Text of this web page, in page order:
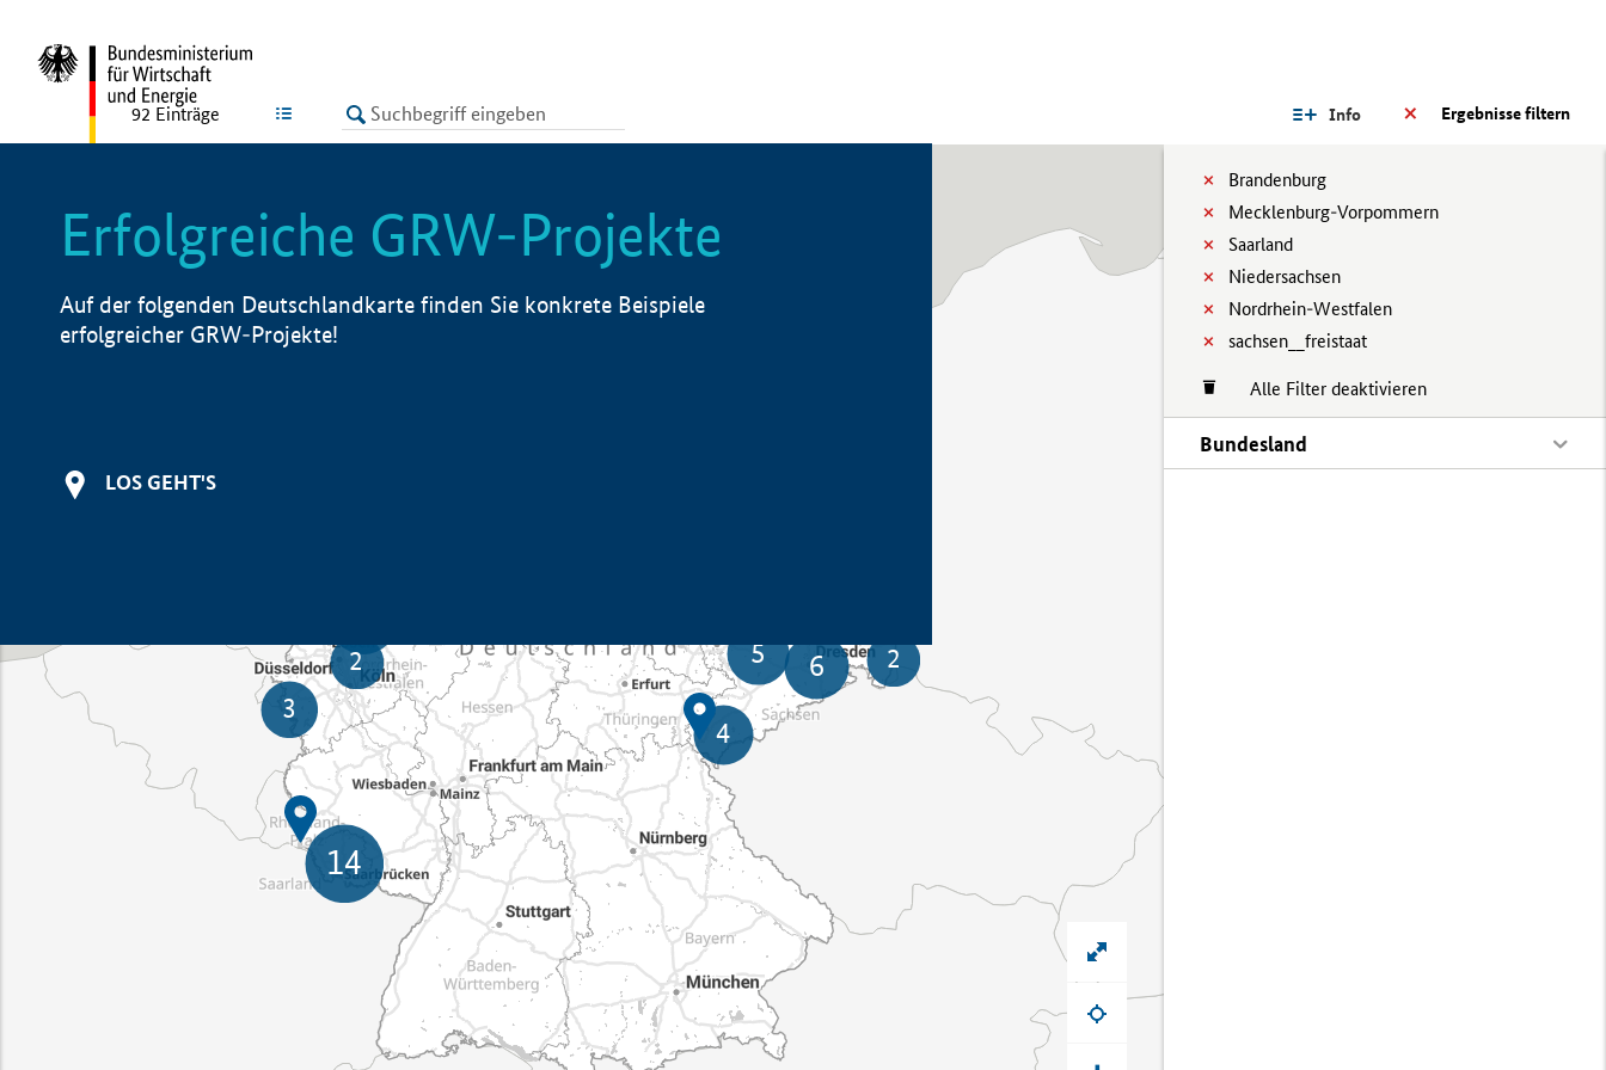
LISTE Ergebnisse filtern
Info
Brandenburg
Mecklenburg-Vorpommern
Saarland
Niedersachsen
Nordrhein-Westfalen
sachsen__freistaat
Alle Filter deaktivieren
Bundesland
92 Einträge
Erfolgreiche GRW-Projekte
Auf der folgenden Deutschlandkarte finden Sie konkrete Beispiele
erfolgreicher GRW-Projekte!
LOS GEHT'S